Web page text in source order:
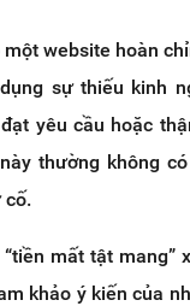
website hoàn
sự thiếu kinh
yêu cầu hoặc
thường không
cố.
mất tật mang”
khảo ý kiến của